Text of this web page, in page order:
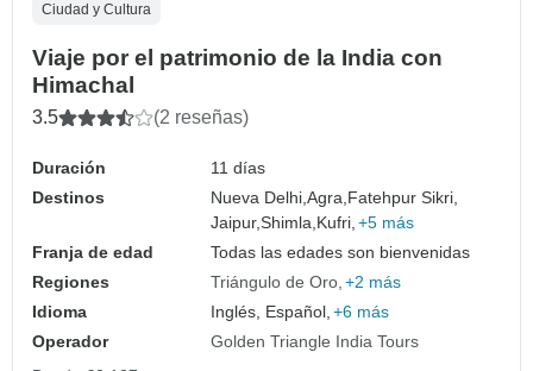
Ciudad y Cultura
Viaje por el patrimonio de la India con
Himachal
3.5 (2 reseñas)
Duración
11 días
Destinos
Nueva Delhi,Agra,Fatehpur Sikri,
Jaipur,Shimla,Kufri, +5 más
Franja de edad
Todas las edades son bienvenidas
Regiones
Triángulo de Oro +2 más
Idioma
Inglés, Español, +6 más
Operador
Golden Triangle India Tours